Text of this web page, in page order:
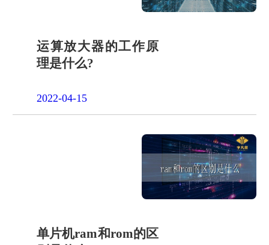
运算放大器的工作原
理是什么?
2022-04-15
单片机ram和rom的区